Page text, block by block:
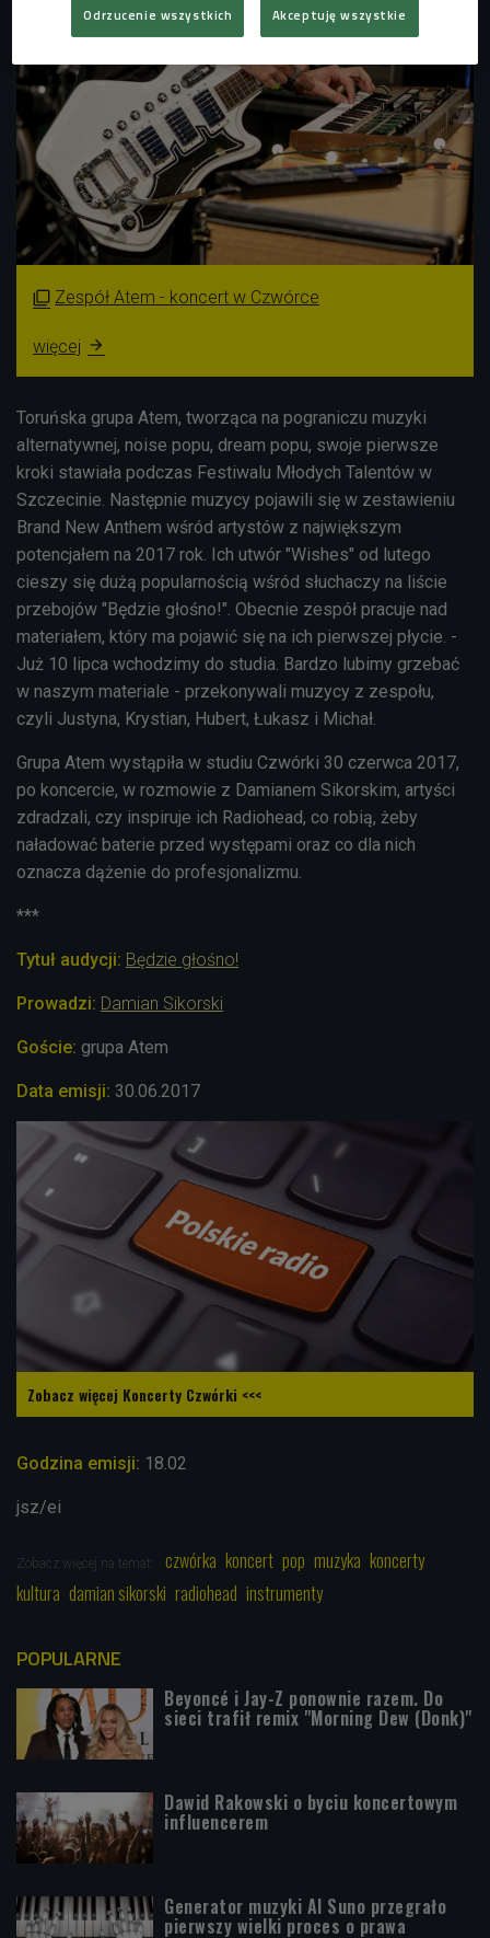
 Zespół Atem - koncert w Czwórce
więcej 
Toruńska grupa Atem, tworząca na pograniczu muzyki
alternatywnej, noise popu, dream popu, swoje pierwsze
kroki stawiała podczas Festiwalu Młodych Talentów w
Szczecinie. Następnie muzycy pojawili się w zestawieniu
Brand New Anthem wśród artystów z największym
potencjałem na 2017 rok. Ich utwór "Wishes" od lutego
cieszy się dużą popularnością wśród słuchaczy na liście
przebojów "Będzie głośno!". Obecnie zespół pracuje nad
materiałem, który ma pojawić się na ich pierwszej płycie. -
Już 10 lipca wchodzimy do studia. Bardzo lubimy grzebać
w naszym materiale - przekonywali muzycy z zespołu,
czyli Justyna, Krystian, Hubert, Łukasz i Michał.
Grupa Atem wystąpiła w studiu Czwórki 30 czerwca 2017,
po koncercie, w rozmowie z Damianem Sikorskim, artyści
zdradzali, czy inspiruje ich Radiohead, co robią, żeby
naładować baterie przed występami oraz co dla nich
oznacza dążenie do profesjonalizmu.
***
Tytuł audycji: Będzie głośno!
Prowadzi: Damian Sikorski
Goście: grupa Atem
Data emisji: 30.06.2017
Zobacz więcej Koncerty Czwórki <<<
Godzina emisji: 18.02
jsz/ei
Zobacz więcej na temat: czwórka koncert pop muzyka koncerty
kultura damian sikorski radiohead instrumenty
POPULARNE
Beyoncé i Jay-Z ponownie razem. Do
sieci trafił remix "Morning Dew (Donk)"
Dawid Rakowski o byciu koncertowym
influencerem
Generator muzyki AI Suno przegrało
pierwszy wielki proces o prawa
Odrzucenie wszystkich Akceptuję wszystkie